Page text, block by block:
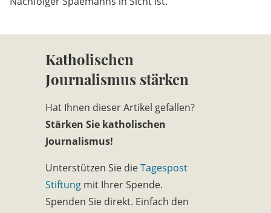
Katholischen
Journalismus stärken
Hat Ihnen dieser Artikel gefallen?
Stärken Sie katholischen
Journalismus!
Unterstützen Sie dieTagespost
Stiftung mit Ihrer Spende.
Spenden Sie direkt. Einfach den